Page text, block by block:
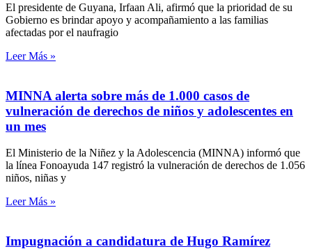
El presidente de Guyana, Irfaan Ali, afirmó que la prioridad de su
Gobierno es brindar apoyo y acompañamiento a las familias
afectadas por el naufragio
Leer Más »
MINNA alerta sobre más de 1.000 casos de
vulneración de derechos de niños y adolescentes en
un mes
El Ministerio de la Niñez y la Adolescencia (MINNA) informó que
la línea Fonoayuda 147 registró la vulneración de derechos de 1.056
niños, niñas y
Leer Más »
Impugnación a candidatura de Hugo Ramírez